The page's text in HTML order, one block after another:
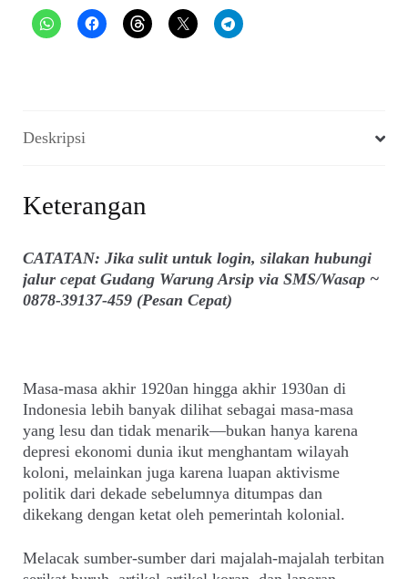
Deskripsi
Keterangan
CATATAN: Jika sulit untuk login, silakan hubungi
jalur cepat Gudang Warung Arsip via SMS/Wasap ~
0878-39137-459 (Pesan Cepat)
Masa-masa akhir 1920an hingga akhir 1930an di
Indonesia lebih banyak dilihat sebagai masa-masa
yang lesu dan tidak menarik—bukan hanya karena
depresi ekonomi dunia ikut menghantam wilayah
koloni, melainkan juga karena luapan aktivisme
politik dari dekade sebelumnya ditumpas dan
dikekang dengan ketat oleh pemerintah kolonial.
Melacak sumber-sumber dari majalah-majalah terbitan